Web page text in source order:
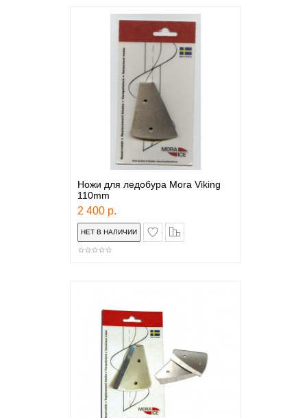
Ножи для ледобура Mora Viking
110mm
2 400 р.
в закладки